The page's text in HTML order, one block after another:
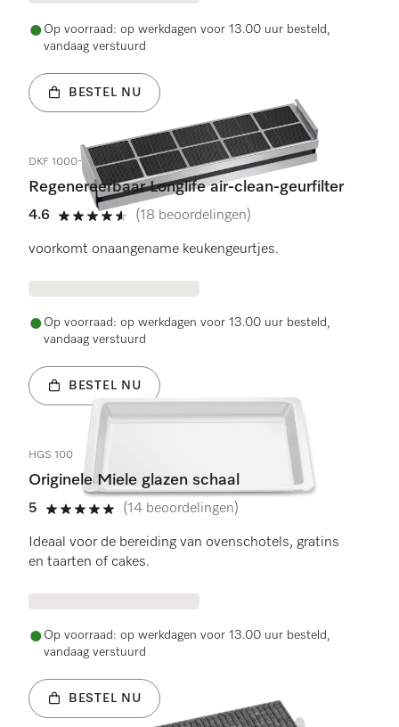
Op voorraad: op werkdagen voor 13.00 uur besteld,
vandaag verstuurd
BESTEL NU
DKF 1000-R
Regenereerbaar Longlife air-clean-geurfilter
4.6
4.6 sterren op 5
(18 beoordelingen)
voorkomt onaangename keukengeurtjes.
Op voorraad: op werkdagen voor 13.00 uur besteld,
vandaag verstuurd
BESTEL NU
HGS 100
Originele Miele glazen schaal
5
5 sterren op 5
(14 beoordelingen)
Ideaal voor de bereiding van ovenschotels, gratins
en taarten of cakes.
Op voorraad: op werkdagen voor 13.00 uur besteld,
vandaag verstuurd
BESTEL NU